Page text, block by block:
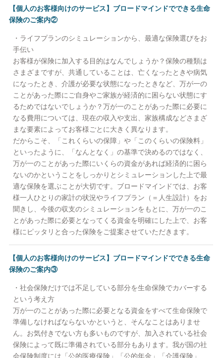
アフターサービスに精通した経験豊富なメンバーが、お客様の立
場に立って親身にアドバイスをさせていただきます。もちろん、
加のご相談をいただくことも可能です。
【個人のお客様向けのサービス】ブロードマインドでできる生命
保険のご案内②
・ライフプランのシミュレーションから、最適な保険選びをお
手伝い
お客様が保険に加入する目的はなんでしょうか？保険の種類は
さまざまですが、共通していることは、亡くなったときや病気
になったとき、介護が必要な状態になったときなど、万が一の
ことがあった際にご自身やご家族が経済的に困らない状態にす
るためではないでしょうか？万が一のことがあった際に必要に
なる費用については、現在の収入や支出、家族構成などさまざ
まな要素によってお客様ごとに大きく異なります。
だからこそ、「これくらいの保障」や「このくらいの保険料」
といったように、「なんとなく」の基準で決めるのではなく、
万が一のことがあった際にいくらの資金があれば経済的に困ら
ないのかということをしっかりとシミュレーションした上で最
適な保険を選ぶことが大切です。ブロードマインドでは、お客
様一人ひとりの家計の状況やライフプラン（＝人生設計）をお
聞きし、今後の収支のシミュレーションをもとに、万が一のこ
とがあった際に必要となってくる資金を明確にした上で、お客
様にピッタリと合った保険をご提案させていただきます。
【個人のお客様向けのサービス】ブロードマインドでできる生命
保険のご案内③
・社会保険だけでは不足している部分を生命保険でカバーする
という考え方
万が一のことがあった際に必要となる資金をすべて生命保険で
準備しなければならないかというと、そんなことはありませ
ん。お気付きでない方も多いものですが、加入されている社会
保険によって既に準備されている部分もあります。我が国の社
会保険制度には「公的医療保険」「公的年金」「介護保険」